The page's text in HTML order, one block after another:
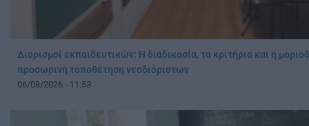
Διορισμοί εκπαιδευτικών: Η διαδικασία, τα κριτήρια και η
προσωρινή τοποθέτηση νεοδιόριστων
06/08/2026 - 11:53